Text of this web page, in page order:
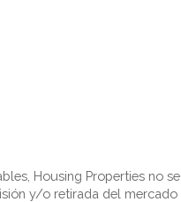
Housing Properties no se
y/o retirada del mercado